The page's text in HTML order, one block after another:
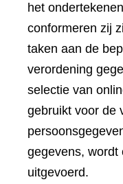
het
conformeren zij
taken aan de
verordening
selectie van
gebruikt voor de
gegevens, wordt
uitgevoerd.